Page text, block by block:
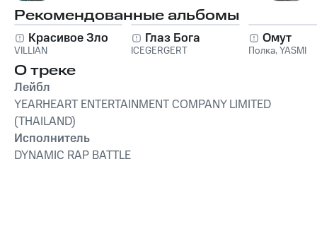
Рекомендованные альбомы
Красивое Зло
VILLIAN
Глаз Бога
ICEGERGERT
Омут
Полка,YASMI
О треке
Лейбл
YEARHEART ENTERTAINMENT COMPANY LIMITED
(THAILAND)
Исполнитель
DYNAMIC RAP BATTLE